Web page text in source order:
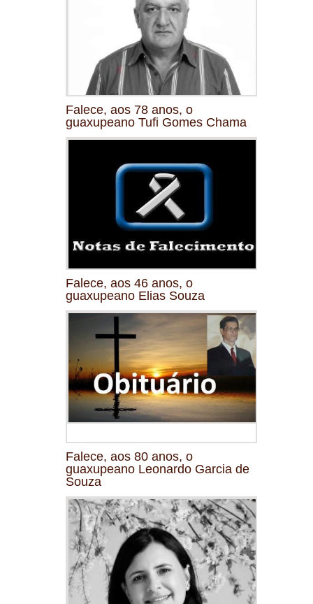
Falece, aos 78 anos, o
guaxupeano Tufi Gomes Chama
Falece, aos 46 anos, o
guaxupeano Elias Souza
Falece, aos 80 anos, o
guaxupeano Leonardo Garcia de
Souza